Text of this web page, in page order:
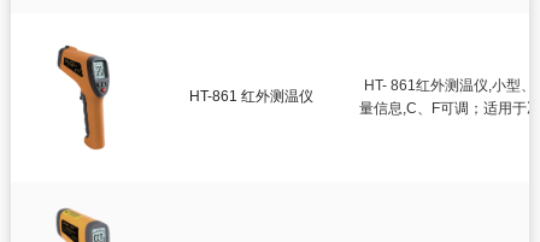
HT-861 红外测温仪
HT- 861红外测温仪,小型
量信息,C、F可调；适用于